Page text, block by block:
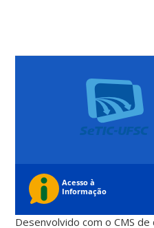
Desenvolvido com o CMS